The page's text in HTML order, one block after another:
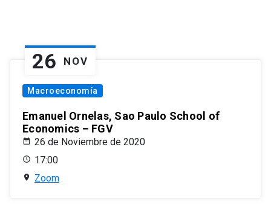
26 NOV
Macroeconomía
Emanuel Ornelas, Sao Paulo School of
Economics – FGV
26 de Noviembre de 2020
17:00
Zoom